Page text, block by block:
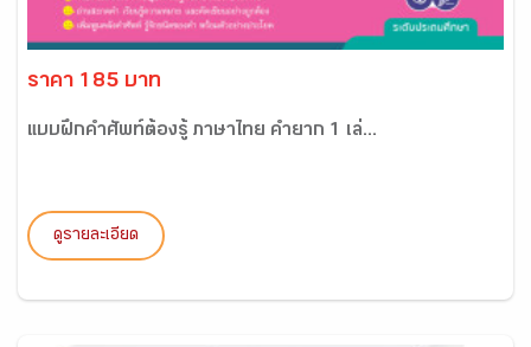
ราคา 185 บาท
แบบฝึกคำศัพท์ต้องรู้ ภาษาไทย คำยาก 1 เล่...
ดูรายละเอียด